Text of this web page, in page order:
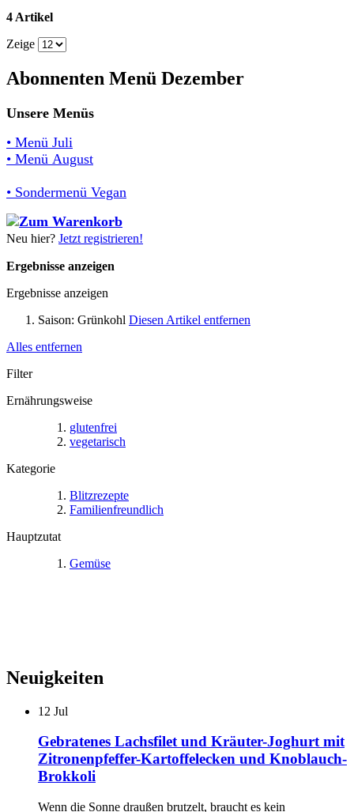
4 Artikel
Zeige
Abonnenten Menü Dezember
Unsere Menüs
• Menü Juli
• Menü August
• Sondermenü Vegan
Neu hier? Jetzt registrieren!
Ergebnisse anzeigen
Ergebnisse anzeigen
Saison: Grünkohl Diesen Artikel entfernen
Alles entfernen
Filter
Ernährungsweise
glutenfrei
vegetarisch
Kategorie
Blitzrezepte
Familienfreundlich
Hauptzutat
Gemüse
Neuigkeiten
12 Jul
Gebratenes Lachsfilet und Kräuter-Joghurt mit
Zitronenpfeffer-Kartoffelecken und Knoblauch-
Brokkoli
Wenn die Sonne draußen brutzelt, braucht es kein